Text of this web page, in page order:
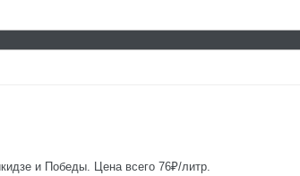
и Победы. Цена всего 76₽/литр.